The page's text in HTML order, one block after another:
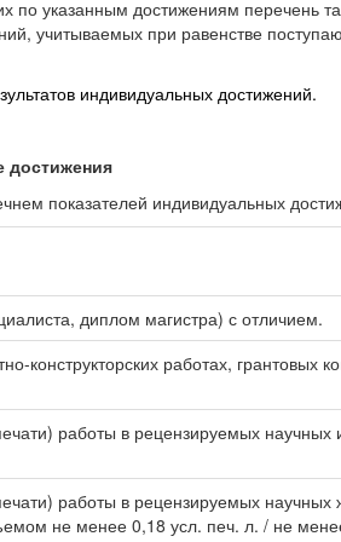
указанным достижениям перечень
учитываемых при равенстве
индивидуальных достижений.
достижения
показателей индивидуальных
диплом магистра) с отличием.
работах, грантовых
работы в рецензируемых научных
работы в рецензируемых
не менее 0,18 усл. печ. л. / не